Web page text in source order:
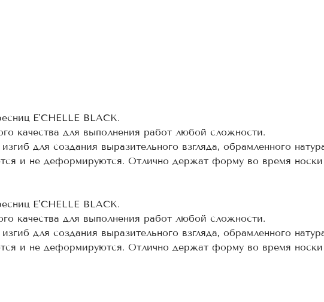
E'CHELLE BLACK.
качества для выполнения работ любой сложности.
для создания выразительного взгляда, обрамленного
и не деформируются. Отлично держат форму во время
E'CHELLE BLACK.
качества для выполнения работ любой сложности.
для создания выразительного взгляда, обрамленного
и не деформируются. Отлично держат форму во время